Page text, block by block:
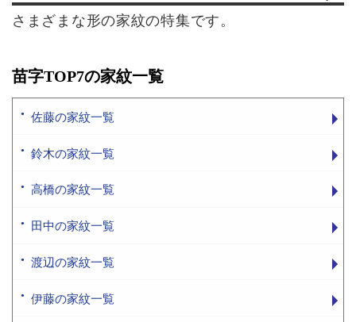
さまざまな形の家紋の特集です。
苗字TOP7の家紋一覧
佐藤の家紋一覧
鈴木の家紋一覧
高橋の家紋一覧
田中の家紋一覧
渡辺の家紋一覧
伊藤の家紋一覧